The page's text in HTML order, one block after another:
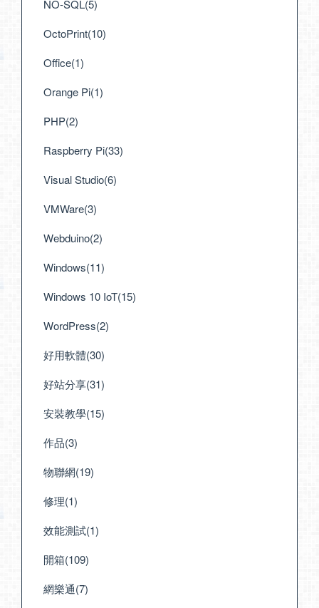
NO-SQL(5)
OctoPrint(10)
Office(1)
Orange Pi(1)
PHP(2)
Raspberry Pi(33)
Visual Studio(6)
VMWare(3)
Webduino(2)
Windows(11)
Windows 10 IoT(15)
WordPress(2)
好用軟體(30)
好站分享(31)
安裝教學(15)
作品(3)
物聯網(19)
修理(1)
效能測試(1)
開箱(109)
網樂通(7)